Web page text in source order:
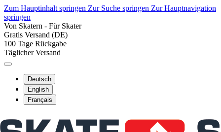
Zum Hauptinhalt springen Zur Suche springen Zur Hauptnavigation
springen
Von Skatern - Für Skater
Gratis Versand (DE)
100 Tage Rückgabe
Täglicher Versand
Deutsch
English
Français